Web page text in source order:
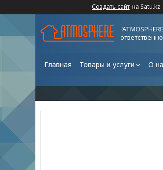
Создать сайт на Satu.kz
Главная Товары и услуги О